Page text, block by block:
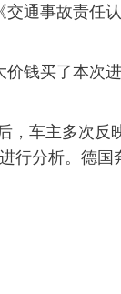
通事故责任认
价钱买了本次
车主多次反
行分析。德国